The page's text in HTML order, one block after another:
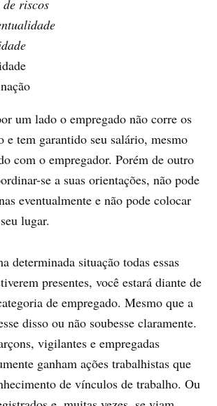
riscos
um lado o empregado não corre os
e tem garantido seu salário, mesmo
com o empregador. Porém de outro
se a suas orientações, não pode
eventualmente e não pode colocar
lugar.
determinada situação todas essas
presentes, você estará diante de
de empregado. Mesmo que a
disso ou não soubesse claramente.
vigilantes e empregadas
ganham ações trabalhistas que
de vínculos de trabalho. Ou